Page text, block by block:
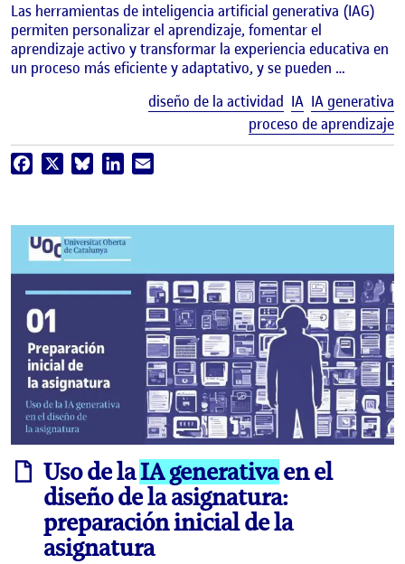
Las herramientas de inteligencia artificial generativa (IAG)
permiten personalizar el aprendizaje, fomentar el
aprendizaje activo y transformar la experiencia educativa en
un proceso más eficiente y adaptativo, y se pueden …
diseño de la actividad IA IA generativa
proceso de aprendizaje
Facebook BlueskyLinkedIn
informe
Uso de laIA generativaen el
diseño de la asignatura:
preparación inicial de la
asignatura